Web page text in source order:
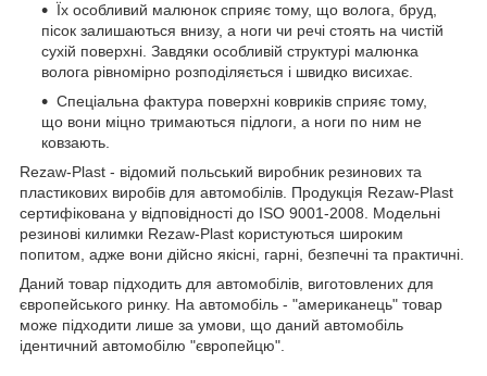
Їх особливий малюнок сприяє тому, що волога, бруд,
пісок залишаються внизу, а ноги чи речі стоять на чистій
сухій поверхні. Завдяки особливій структурі малюнка
волога рівномірно розподіляється і швидко висихає.
Спеціальна фактура поверхні ковриків сприяє тому,
що вони міцно тримаються підлоги, а ноги по ним не
ковзають.
Rezaw-Plast - відомий польський виробник резинових та
пластикових виробів для автомобілів. Продукція Rezaw-Plast
сертифікована у відповідності до ISO 9001-2008. Модельні
резинові килимки Rezaw-Plast користуються широким
попитом, адже вони дійсно якісні, гарні, безпечні та практичні.
Даний товар підходить для автомобілів, виготовлених для
європейського ринку. На автомобіль - "американець" товар
може підходити лише за умови, що даний автомобіль
ідентичний автомобілю "європейцю".